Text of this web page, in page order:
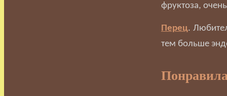
фруктоза,
Перец.
тем больше